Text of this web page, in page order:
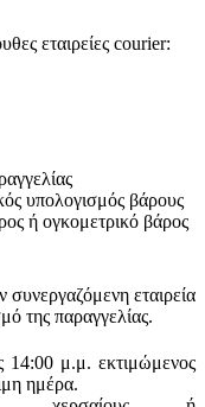
εταιρείες courier:
υπολογισμός βάρους
ή ογκομετρικό βάρος
συνεργαζόμενη εταιρεία
της παραγγελίας.
14:00 μ.μ. εκτιμώμενος
ημέρα.